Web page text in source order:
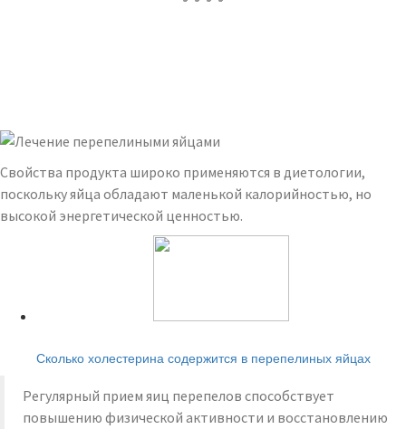
Свойства продукта широко применяются в диетологии,
поскольку яйца обладают маленькой калорийностью, но
высокой энергетической ценностью.
Сколько холестерина содержится в перепелиных яйцах
Регулярный прием яиц перепелов способствует
повышению физической активности и восстановлению